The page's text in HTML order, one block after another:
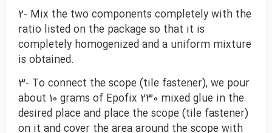
2- Mix the two components completely with the
ratio listed on the package so that it is
completely homogenized and a uniform mixture
is obtained.
3- To connect the scope (tile fastener), we pour
about 10 grams of Epofix 230 mixed glue in the
desired place and place the scope (tile fastener)
on it and cover the area around the scope with